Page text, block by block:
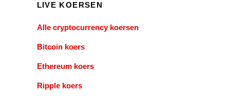
LIVE KOERSEN
Alle cryptocurrency koersen
Bitcoin koers
Ethereum koers
Ripple koers